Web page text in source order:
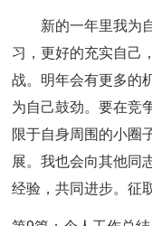
新的一年里我为
习，更好的充实自己
战。明年会有更多的
为自己鼓劲。要在竞
限于自身周围的小圈
展。我也会向其他同
经验，共同进步。征